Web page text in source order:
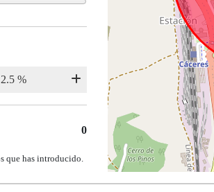
0
que has introducido.